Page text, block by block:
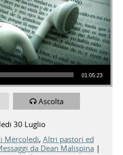
01:05:23
Ascolta
30 Luglio
Mercoledi, Altri pastori ed
da Dean Malispina |